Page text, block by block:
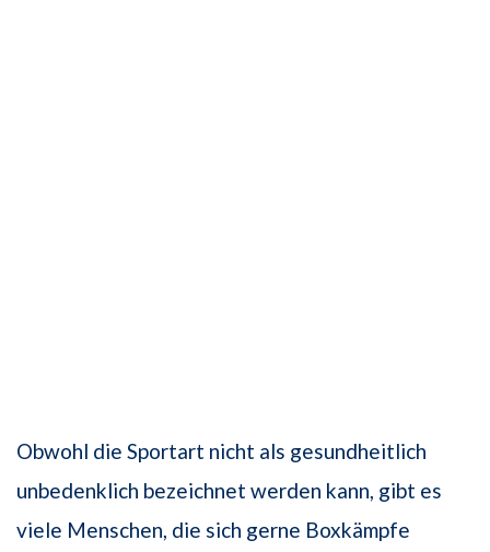
Obwohl die Sportart nicht als gesundheitlich
unbedenklich bezeichnet werden kann, gibt es
viele Menschen, die sich gerne Boxkämpfe